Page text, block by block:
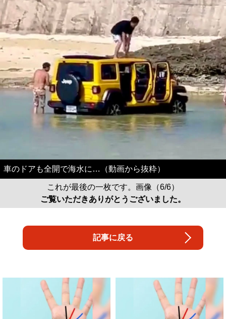
車のドアも全開で海水に…（動画から抜粋）
これが最後の一枚です。画像（6/6）
ご覧いただきありがとうございました。
記事に戻る